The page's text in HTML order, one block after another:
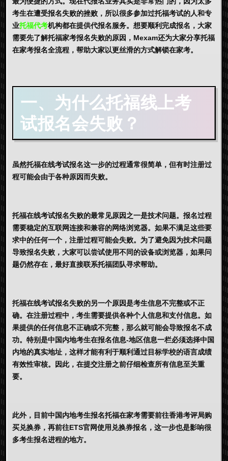
考生在遭受报名失败的挫败，所以很多参加过托福考试的人和专
业托福代考机构都在提供代报名服务。想要顺利完成报名，大家
需要先了解托福家考报名失败的原因，Mexam还为大家分享托福
在家考报名全流程，帮助大家以更丝滑的方式解锁在家考。
一、为什么托福线上考
试报名会失败？
虽然托福在线考试报名这一步的过程通常很简单，但有时注册过
程可能会由于各种原因而失败。
托福在线考试报名失败的最常见原因之一是技术问题。报名过程
需要稳定的互联网连接和兼容的网络浏览器。如果不满足这些要
求中的任何一个，注册过程可能会失败。为了避免因为技术问题
导致报名失败，大家可以尝试使用不同的设备或浏览器，如果问
题仍然存在，最好直接联系托福团队寻求帮助。
托福在线考试报名失败的另一个原因是考生信息不完整或不正
确。在注册过程中，考生需要提供各种个人信息和支付信息。如
果提供的任何信息不正确或不完整，那么就可能会导致报名不成
功。特别是中国内地考生在报名信息-地区信息一栏必须选择中国
内地的真实地址，这样才能有利于顺利通过目标学校的语言成绩
有效性审核。因此，在提交注册之前仔细检查所有信息至关重
要。
此外，目前中国内地考生报名托福在家考需要前往香港考评局购
买兑换券，再前往ETS官网使用兑换券报名，这一步也是影响很
多考生报名进程的地方。